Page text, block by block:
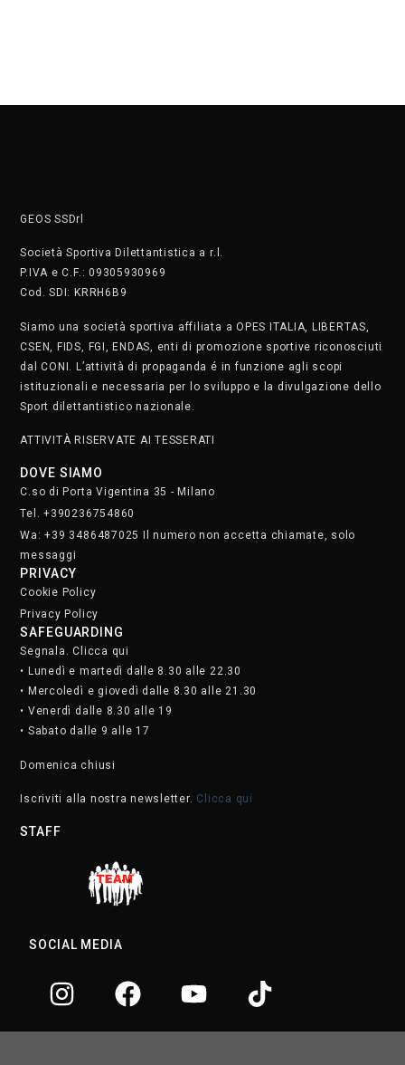
GEOS SSDrl
Società Sportiva Dilettantistica a r.l.
P.IVA e C.F.: 09305930969
Cod. SDI: KRRH6B9
Siamo una società sportiva affiliata a OPES ITALIA, LIBERTAS,
CSEN, FIDS, FGI, ENDAS, enti di promozione sportive riconosciuti
dal CONI. L’attività di propaganda é in funzione agli scopi
istituzionali e necessaria per lo sviluppo e la divulgazione dello
Sport dilettantistico nazionale.
ATTIVITÀ RISERVATE AI TESSERATI
DOVE SIAMO
C.so di Porta Vigentina 35 - Milano
Tel. +390236754860
Wa: +39 3486487025 Il numero non accetta chiamate, solo
messaggi
PRIVACY
Cookie Policy
Privacy Policy
SAFEGUARDING
Segnala. Clicca qui
• Lunedì e martedì dalle 8.30 alle 22.30
• Mercoledì e giovedì dalle 8.30 alle 21.30
• Venerdì dalle 8.30 alle 19
• Sabato dalle 9 alle 17
Domenica chiusi
Iscriviti alla nostra newsletter. Clicca qui
STAFF
SOCIAL MEDIA